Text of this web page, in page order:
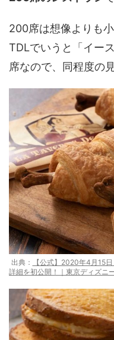
200席は想像よりも
TDLでいうと「イー
席なので、同程度の
出典：
【公式】2020年4月15
詳細を初公開！｜東京ディズニ